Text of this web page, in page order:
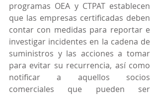
programas OEA y CTPAT establecen
que las empresas certificadas deben
contar con medidas para reportar e
investigar incidentes en la cadena de
suministros y las acciones a tomar
para evitar su recurrencia, así como
notificar a aquellos socios
comerciales que pueden ser